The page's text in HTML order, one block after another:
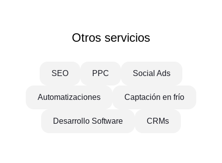
Otros servicios
SEO PPC Social Ads
Automatizaciones Captación en frío
Desarrollo Software CRMs